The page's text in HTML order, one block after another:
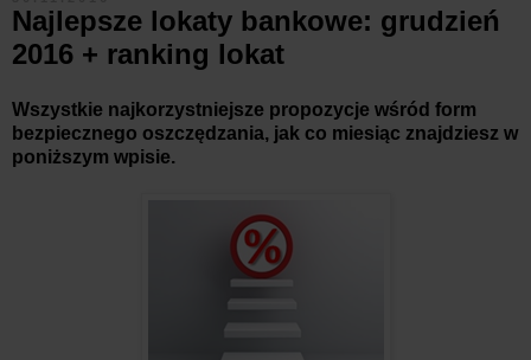
Najlepsze lokaty bankowe: grudzień
2016 + ranking lokat
Wszystkie najkorzystniejsze propozycje wśród form
bezpiecznego oszczędzania, jak co miesiąc znajdziesz w
poniższym wpisie.